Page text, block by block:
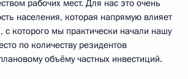
рабочих мест. Для нас это очень
населения, которая напрямую влияет
с которого мы практически начали нашу
по количеству резидентов
объёму частных инвестиций.